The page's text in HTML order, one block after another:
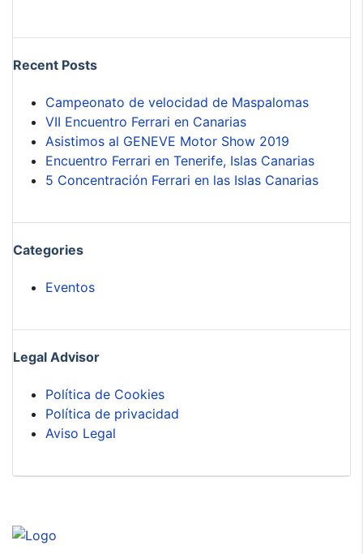
Recent Posts
Campeonato de velocidad de Maspalomas
VII Encuentro Ferrari en Canarias
Asistimos al GENEVE Motor Show 2019
Encuentro Ferrari en Tenerife, Islas Canarias
5 Concentración Ferrari en las Islas Canarias
Categories
Eventos
Legal Advisor
Política de Cookies
Política de privacidad
Aviso Legal